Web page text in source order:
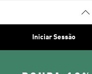
Iniciar Sessão